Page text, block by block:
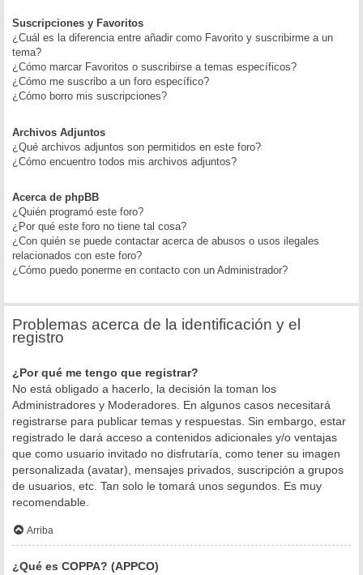
Suscripciones y Favoritos
¿Cuál es la diferencia entre añadir como Favorito y suscribirme a un
tema?
¿Cómo marcar Favoritos o suscribirse a temas específicos?
¿Cómo me suscribo a un foro específico?
¿Cómo borro mis suscripciones?
Archivos Adjuntos
¿Qué archivos adjuntos son permitidos en este foro?
¿Cómo encuentro todos mis archivos adjuntos?
Acerca de phpBB
¿Quién programó este foro?
¿Por qué este foro no tiene tal cosa?
¿Con quién se puede contactar acerca de abusos o usos ilegales
relacionados con este foro?
¿Cómo puedo ponerme en contacto con un Administrador?
Problemas acerca de la identificación y el
registro
¿Por qué me tengo que registrar?
No está obligado a hacerlo, la decisión la toman los
Administradores y Moderadores. En algunos casos necesitará
registrarse para publicar temas y respuestas. Sin embargo, estar
registrado le dará acceso a contenidos adicionales y/o ventajas
que como usuario invitado no disfrutaría, como tener su imagen
personalizada (avatar), mensajes privados, suscripción a grupos
de usuarios, etc. Tan solo le tomará unos segundos. Es muy
recomendable.
Arriba
¿Qué es COPPA? (APPCO)